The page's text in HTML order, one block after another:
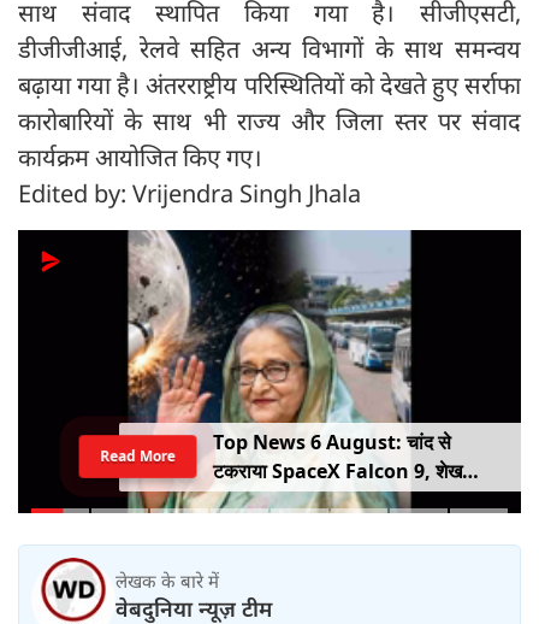
साथ संवाद स्थापित किया गया है। सीजीएसटी,
डीजीजीआई, रेलवे सहित अन्य विभागों के साथ समन्वय
बढ़ाया गया है। अंतरराष्ट्रीय परिस्थितियों को देखते हुए सर्राफा
कारोबारियों के साथ भी राज्य और जिला स्तर पर संवाद
कार्यक्रम आयोजित किए गए।
Edited by: Vrijendra Singh Jhala
Top News 6 August: चांद से
टकराया SpaceX Falcon 9, शेख
हसीना की घर वापसी का ऐलान, MP में बस
Read More
लेखक के बारे में
वेबदुनिया न्यूज़ टीम